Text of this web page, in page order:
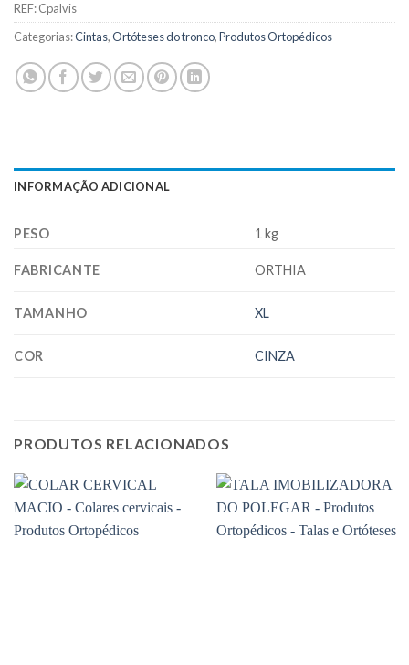
REF:Cpalvis
Categorias:Cintas,Ortóteses do tronco,Produtos Ortopédicos
INFORMAÇÃO ADICIONAL
PESO 1 kg
FABRICANTE ORTHIA
TAMANHO XL
COR CINZA
PRODUTOS RELACIONADOS